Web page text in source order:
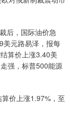
后，国际油价急
美元路易泽，报每
算价上涨3.40美
强，标普500能源
价上涨1.97%，至